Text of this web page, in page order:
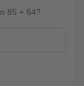
85 + 64?